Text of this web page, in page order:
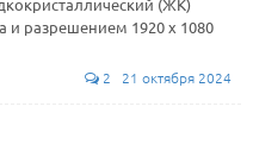
(ЖК)
разрешением 1920 x 1080
2 21 октября 2024